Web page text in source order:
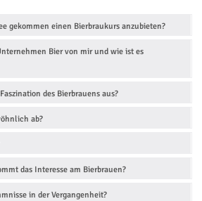
gekommen einen Bierbraukurs anzubieten?
Bier von mir und wie ist es
des Bierbrauens aus?
ab?
das Interesse am Bierbrauen?
in der Vergangenheit?